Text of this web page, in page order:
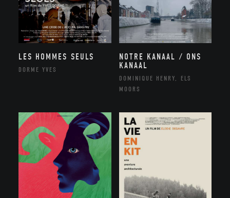
LES HOMMES SEULS
DORME YVES
NOTRE KANAAL / ONS
KANAAL
DOMINIQUE HENRY, ELS
MOORS